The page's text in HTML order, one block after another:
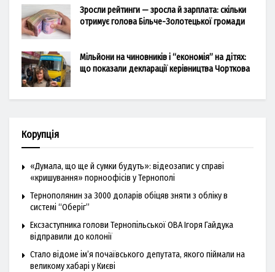
Зросли рейтинги — зросла й зарплата: скільки
отримує голова Більче-Золотецької громади
Мільйони на чиновників і “економія” на дітях:
що показали декларації керівництва Чорткова
Корупція
«Думала, що ще й сумки будуть»: відеозапис у справі
«кришування» порноофісів у Тернополі
Тернополянин за 3000 доларів обіцяв зняти з обліку в
системі “Оберіг”
Ексзаступника голови Тернопільської ОВА Ігоря Гайдука
відправили до колонії
Стало відоме ім’я почаївського депутата, якого піймали на
великому хабарі у Києві